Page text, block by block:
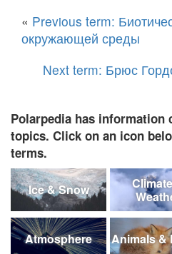
« Previous term:
окружающей среды
Next term: Брюс
Polarpedia has information
topics. Click on an icon
terms.
Ice & Snow
Atmosphere Animals &